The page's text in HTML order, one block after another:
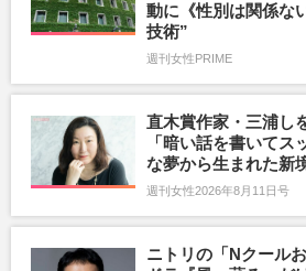
動に《性別は関係な
技術”
週刊女性PRIME
直木賞作家・三浦し
「暗い話を書いて
な夢から生まれた新
週刊女性2026年8月11日号
ニトリの「Nクール